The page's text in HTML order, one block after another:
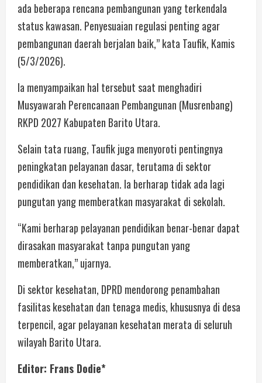
ada beberapa rencana pembangunan yang terkendala
status kawasan. Penyesuaian regulasi penting agar
pembangunan daerah berjalan baik,” kata Taufik, Kamis
(5/3/2026).
Ia menyampaikan hal tersebut saat menghadiri
Musyawarah Perencanaan Pembangunan (Musrenbang)
RKPD 2027 Kabupaten Barito Utara.
Selain tata ruang, Taufik juga menyoroti pentingnya
peningkatan pelayanan dasar, terutama di sektor
pendidikan dan kesehatan. Ia berharap tidak ada lagi
pungutan yang memberatkan masyarakat di sekolah.
“Kami berharap pelayanan pendidikan benar-benar dapat
dirasakan masyarakat tanpa pungutan yang
memberatkan,” ujarnya.
Di sektor kesehatan, DPRD mendorong penambahan
fasilitas kesehatan dan tenaga medis, khususnya di desa
terpencil, agar pelayanan kesehatan merata di seluruh
wilayah Barito Utara.
Editor: Frans Dodie*